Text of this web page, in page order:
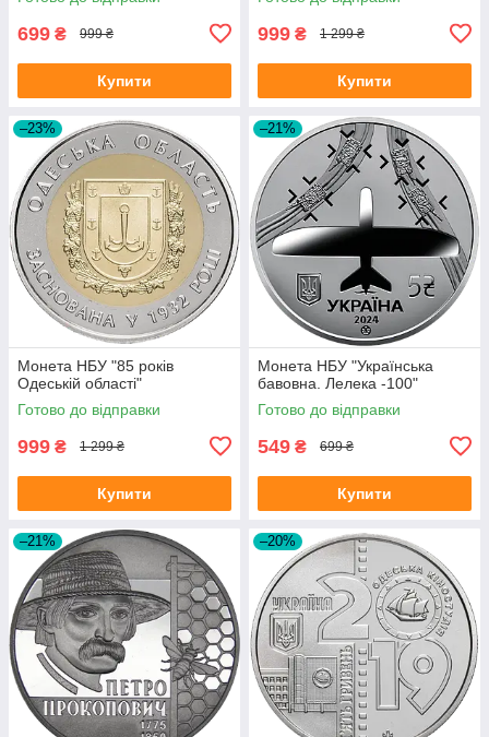
699 ₴ 999 ₴
Купити
999 ₴ 1 299 ₴
Купити
–23%
Монета НБУ "85 років
Одеській області"
Готово до відправки
999 ₴ 1 299 ₴
Купити
–21%
Монета НБУ "Українська
бавовна. Лелека -100"
Готово до відправки
549 ₴ 699 ₴
Купити
–21% –20%